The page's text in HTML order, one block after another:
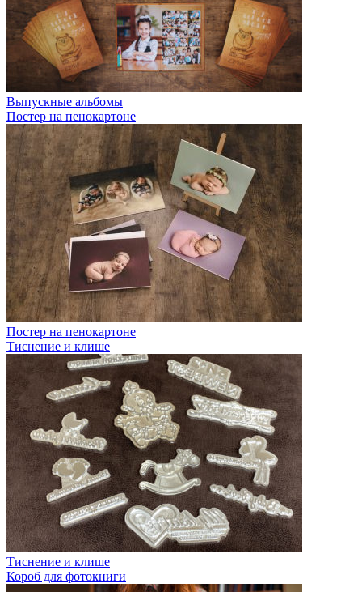
Выпускные альбомы
Постер на пенокартоне
Постер на пенокартоне
Тиснение и клише
Тиснение и клише
Короб для фотокниги